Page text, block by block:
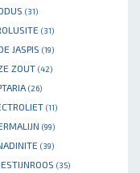
(31)
(31)
JASPIS (19)
ZOUT (42)
(26)
(11)
(99)
(39)
(35)